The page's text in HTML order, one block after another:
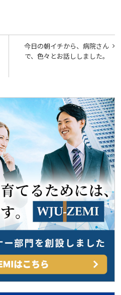
今日の朝イチから、病院さん
で、色々とお話ししました。